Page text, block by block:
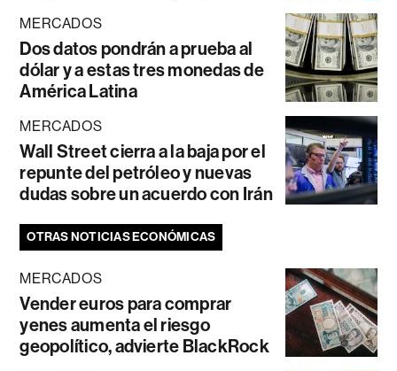
MERCADOS
Dos datos pondrán a prueba al
dólar y a estas tres monedas de
América Latina
MERCADOS
Wall Street cierra a la baja por el
repunte del petróleo y nuevas
dudas sobre un acuerdo con Irán
OTRAS NOTICIAS ECONÓMICAS
MERCADOS
Vender euros para comprar
yenes aumenta el riesgo
geopolítico, advierte BlackRock